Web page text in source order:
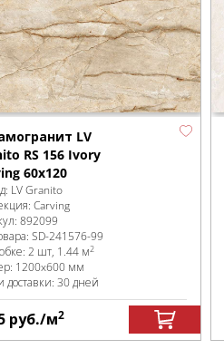
LV
RS 156 Ivory
60x120
LV Granito
Carving
892099
SD-241576-99
: 2 шт, 1.44 м2
1200x600 мм
доставки: 30 дней
руб./м2